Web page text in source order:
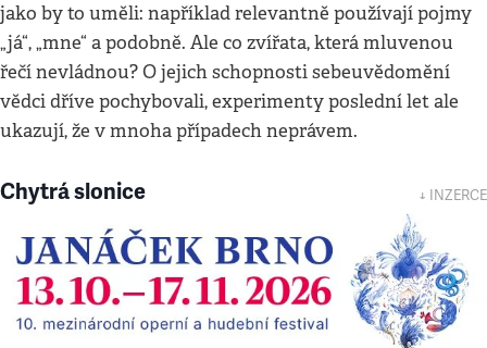
jako by to uměli: například relevantně používají pojmy
„já“, „mne“ a podobně. Ale co zvířata, která mluvenou
řečí nevládnou? O jejich schopnosti sebeuvědomění
vědci dříve pochybovali, experimenty poslední let ale
ukazují, že v mnoha případech neprávem.
Chytrá slonice ↓ INZERCE